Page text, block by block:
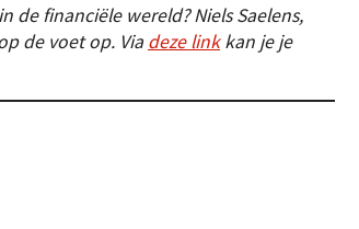
de financiële wereld? Niels Saelens,
de voet op. Via deze linkkan je je